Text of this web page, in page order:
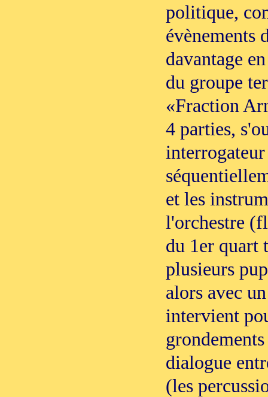
politique,
évènements
davantage
du groupe
«Fraction
4 parties,
et les
l'orchestre
du 1er quart
plusieurs
alors avec
intervient
dialogue
(les